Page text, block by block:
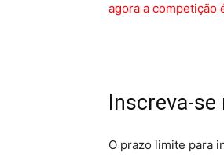
agora a competição
Inscreva-
O prazo limite para